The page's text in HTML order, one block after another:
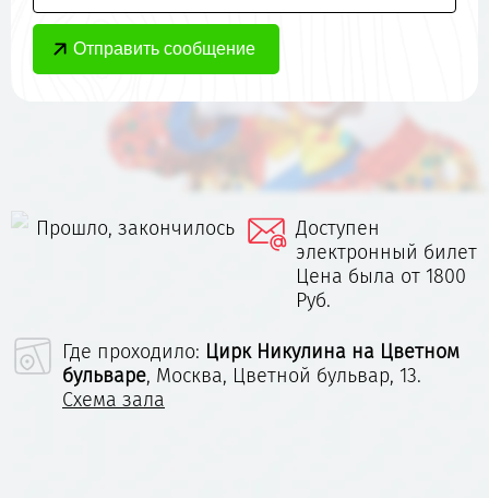
Прошло, закончилось
Доступен
электронный билет
Цена была от 1800
Руб.
Где проходило: Цирк Никулина на Цветном
бульваре, Москва, Цветной бульвар, 13.
Схема зала